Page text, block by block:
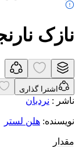
نازک
اشترا گذاری
ناشر : نردبان
نویسنده: هلن لستر
مقدار